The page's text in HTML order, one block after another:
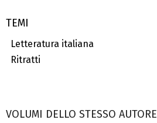
TEMI
Letteratura italiana
Ritratti
VOLUMI DELLO STESSO AUTORE